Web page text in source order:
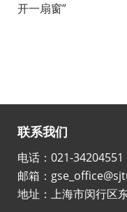
开一扇窗”
联系我们
电话：021-34204551
邮箱：
地址：上海市闵行区